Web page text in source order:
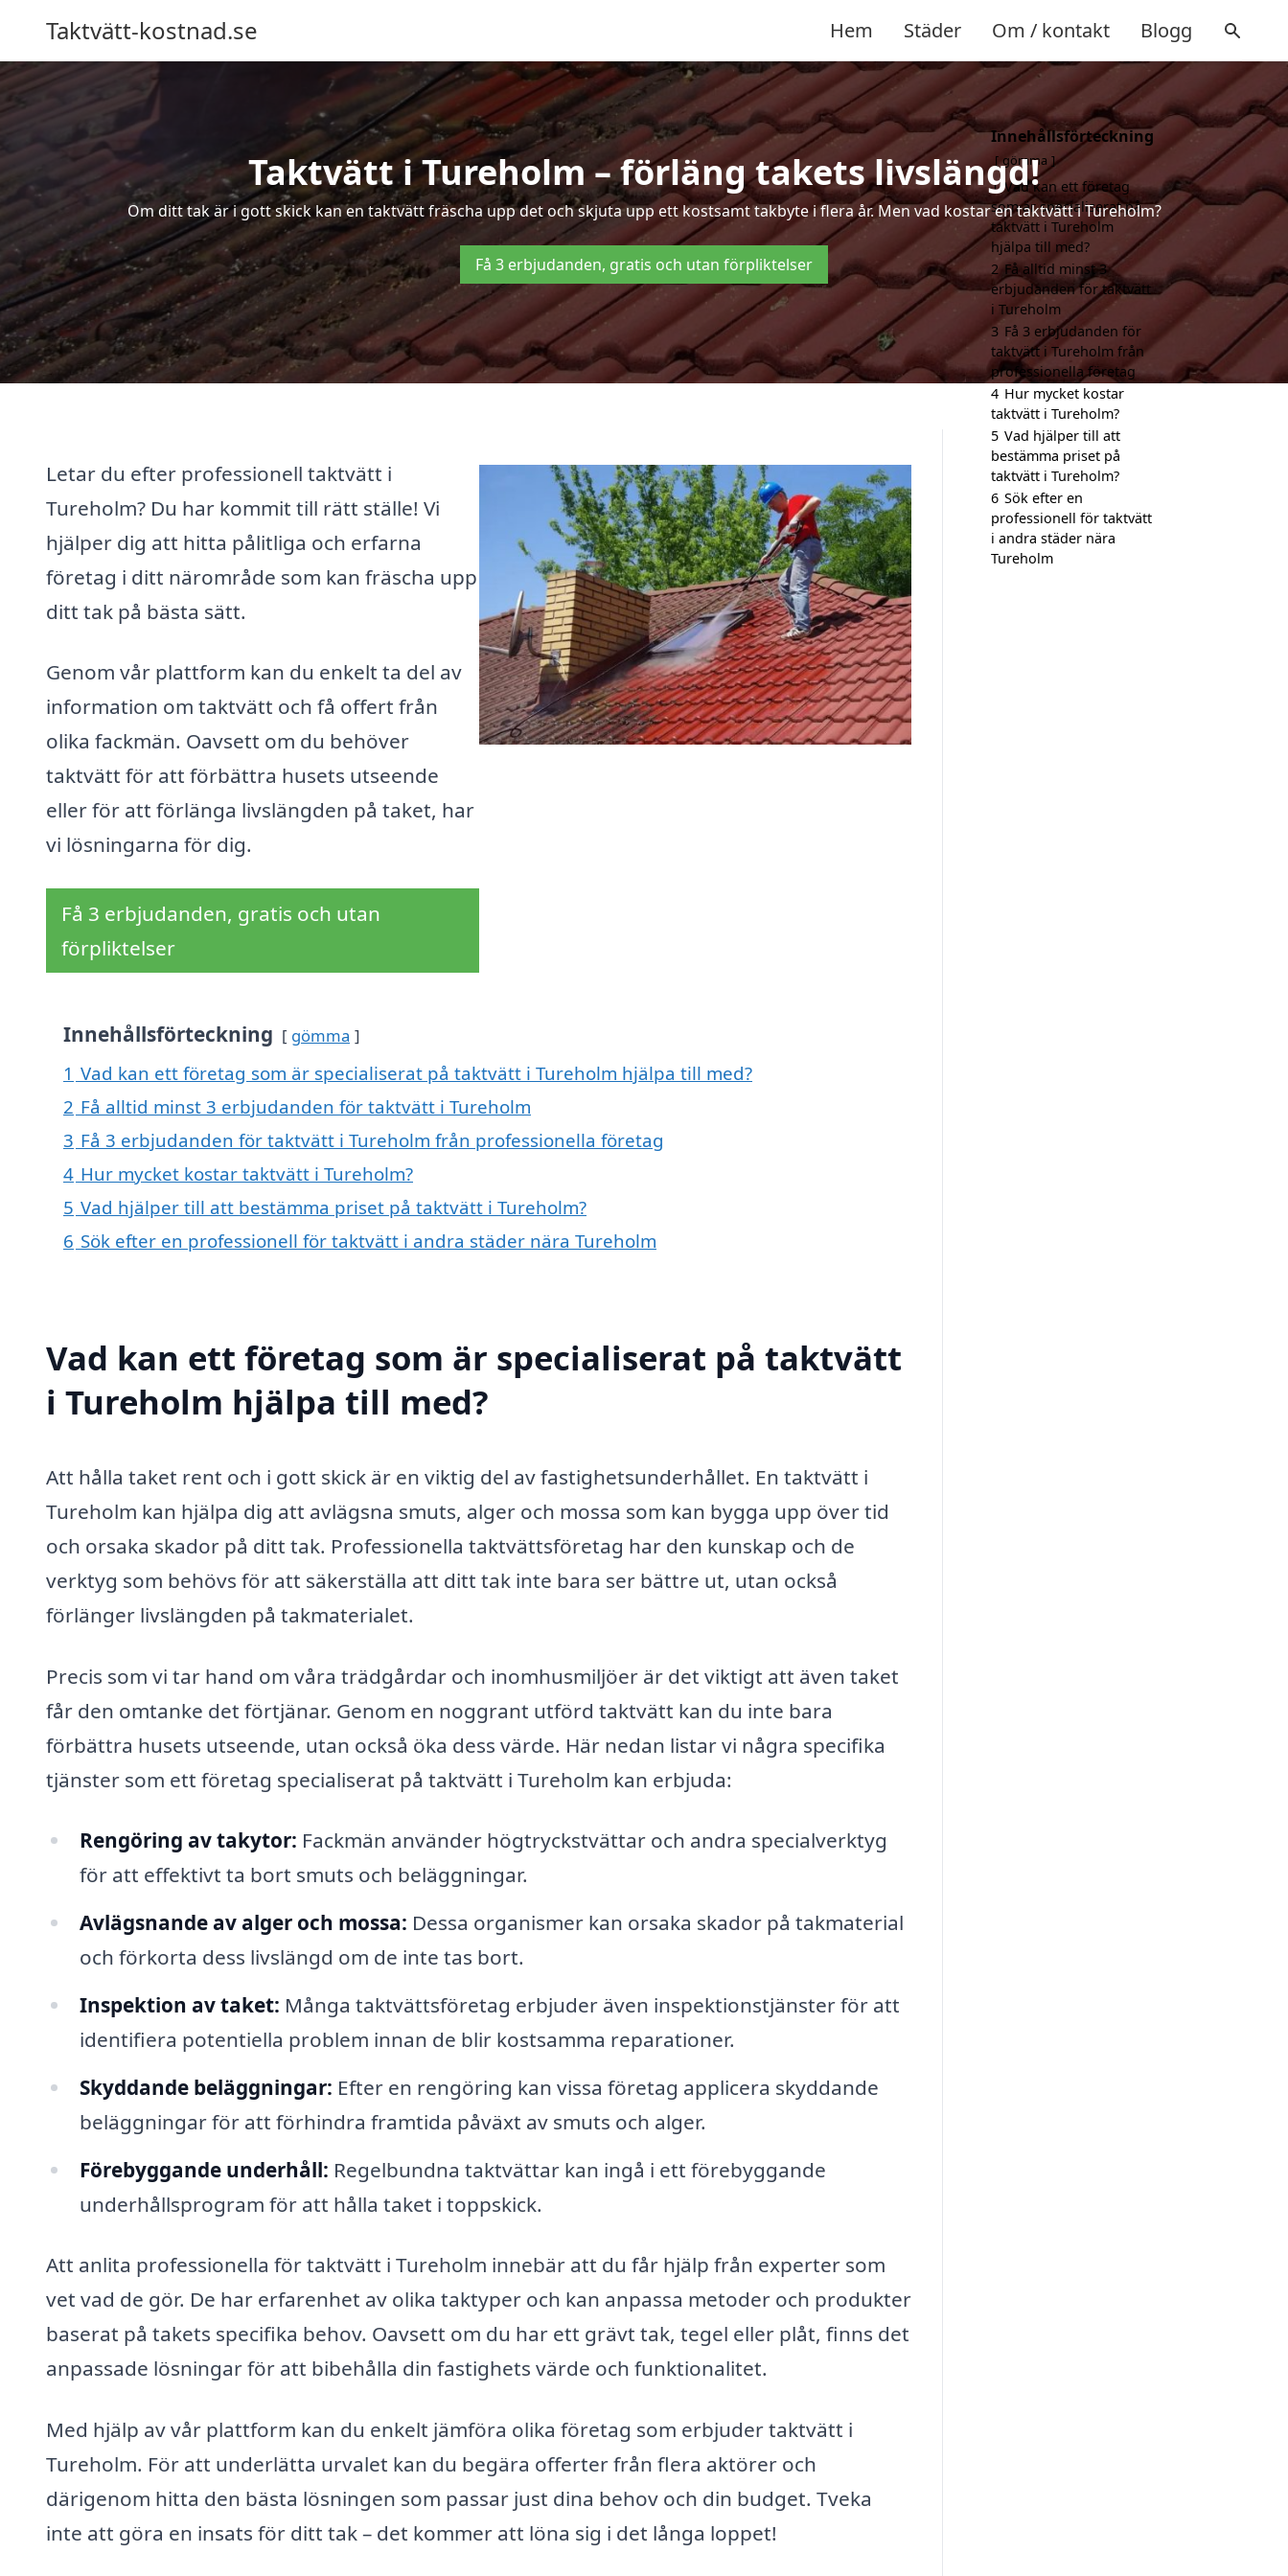
Taktvätt-kostnad.se Hem Städer Om / kontakt Blogg
Taktvätt i Tureholm – förläng takets livslängd!
Om ditt tak är i gott skick kan en taktvätt fräscha upp det och skjuta upp ett kostsamt takbyte i flera år. Men vad kostar en taktvätt i Tureholm?
Få 3 erbjudanden, gratis och utan förpliktelser
Letar du efter professionell taktvätt i
Tureholm? Du har kommit till rätt ställe! Vi
hjälper dig att hitta pålitliga och erfarna
företag i ditt närområde som kan fräscha upp
ditt tak på bästa sätt.
Genom vår plattform kan du enkelt ta del av
information om taktvätt och få offert från
olika fackmän. Oavsett om du behöver
taktvätt för att förbättra husets utseende
eller för att förlänga livslängden på taket, har
vi lösningarna för dig.
Få 3 erbjudanden, gratis och utan
förpliktelser
Innehållsförteckning gömma
1 Vad kan ett företag som är specialiserat på taktvätt i Tureholm hjälpa till med?
2 Få alltid minst 3 erbjudanden för taktvätt i Tureholm
3 Få 3 erbjudanden för taktvätt i Tureholm från professionella företag
4 Hur mycket kostar taktvätt i Tureholm?
5 Vad hjälper till att bestämma priset på taktvätt i Tureholm?
6 Sök efter en professionell för taktvätt i andra städer nära Tureholm
Vad kan ett företag som är specialiserat på taktvätt
i Tureholm hjälpa till med?
Att hålla taket rent och i gott skick är en viktig del av fastighetsunderhållet. En taktvätt i
Tureholm kan hjälpa dig att avlägsna smuts, alger och mossa som kan bygga upp över tid
och orsaka skador på ditt tak. Professionella taktvättsföretag har den kunskap och de
verktyg som behövs för att säkerställa att ditt tak inte bara ser bättre ut, utan också
förlänger livslängden på takmaterialet.
Precis som vi tar hand om våra trädgårdar och inomhusmiljöer är det viktigt att även taket
får den omtanke det förtjänar. Genom en noggrant utförd taktvätt kan du inte bara
förbättra husets utseende, utan också öka dess värde. Här nedan listar vi några specifika
tjänster som ett företag specialiserat på taktvätt i Tureholm kan erbjuda:
Rengöring av takytor: Fackmän använder högtryckstvättar och andra specialverktyg
för att effektivt ta bort smuts och beläggningar.
Avlägsnande av alger och mossa: Dessa organismer kan orsaka skador på takmaterial
och förkorta dess livslängd om de inte tas bort.
Inspektion av taket: Många taktvättsföretag erbjuder även inspektionstjänster för att
identifiera potentiella problem innan de blir kostsamma reparationer.
Skyddande beläggningar: Efter en rengöring kan vissa företag applicera skyddande
beläggningar för att förhindra framtida påväxt av smuts och alger.
Förebyggande underhåll: Regelbundna taktvättar kan ingå i ett förebyggande
underhållsprogram för att hålla taket i toppskick.
Att anlita professionella för taktvätt i Tureholm innebär att du får hjälp från experter som
vet vad de gör. De har erfarenhet av olika taktyper och kan anpassa metoder och produkter
baserat på takets specifika behov. Oavsett om du har ett grävt tak, tegel eller plåt, finns det
anpassade lösningar för att bibehålla din fastighets värde och funktionalitet.
Med hjälp av vår plattform kan du enkelt jämföra olika företag som erbjuder taktvätt i
Tureholm. För att underlätta urvalet kan du begära offerter från flera aktörer och
därigenom hitta den bästa lösningen som passar just dina behov och din budget. Tveka
inte att göra en insats för ditt tak – det kommer att löna sig i det långa loppet!
Innehållsförteckning
gömma
1 Vad kan ett företag
som är specialiserat på
taktvätt i Tureholm
hjälpa till med?
2 Få alltid minst 3
erbjudanden för taktvätt
i Tureholm
3 Få 3 erbjudanden för
taktvätt i Tureholm från
professionella företag
4 Hur mycket kostar
taktvätt i Tureholm?
5 Vad hjälper till att
bestämma priset på
taktvätt i Tureholm?
6 Sök efter en
professionell för taktvätt
i andra städer nära
Tureholm